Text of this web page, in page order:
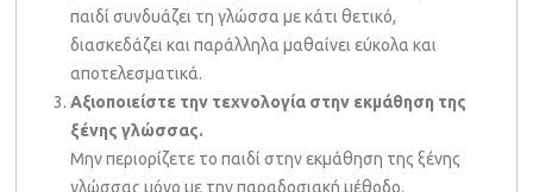
παιδί συνδυάζει τη γλώσσα με κάτι θετικό,
διασκεδάζει και παράλληλα μαθαίνει εύκολα και
αποτελεσματικά.
Αξιοποιείστε την τεχνολογία στην εκμάθηση της
ξένης γλώσσας.
Μην περιορίζετε το παιδί στην εκμάθηση της ξένης
γλώσσας μόνο με την παραδοσιακή μέθοδο.